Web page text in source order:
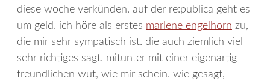
diese woche verkünden. auf der re:publica geht es
um geld. ich höre als erstes marlene engelhorn zu,
die mir sehr sympatisch ist. die auch ziemlich viel
sehr richtiges sagt. mitunter mit einer eigenartig
freundlichen wut, wie mir schein. wie gesagt,